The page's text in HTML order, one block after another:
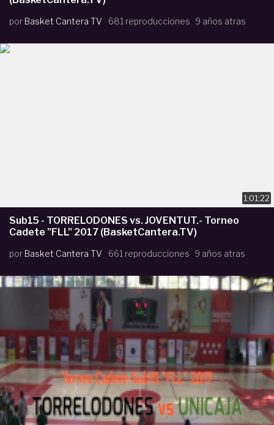
por Basket Cantera TV 681 reproducciones 9 años atras
1:01:22
Sub15 - TORRELODONES vs. JOVENTUT.- Torneo
Cadete "FLL" 2017 (BasketCantera.TV)
por Basket Cantera TV 661 reproducciones 9 años atras